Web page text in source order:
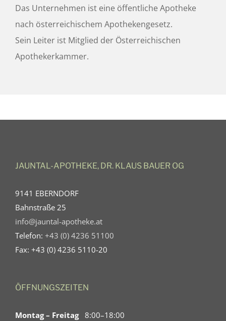
Das Unternehmen ist eine öffentliche Apotheke
nach österreichischem Apothekengesetz.
Sein Leiter ist Mitglied der Österreichischen
Apothekerkammer.
JAUNTAL-APOTHEKE, DR. KLAUS BAUER OG
9141 EBERNDORF
Bahnstraße 25
info@jauntal-apotheke.at
Telefon: +43 (0) 4236 51100
Fax: +43 (0) 4236 5110-20
ÖFFNUNGSZEITEN
Montag – Freitag8:00–18:00